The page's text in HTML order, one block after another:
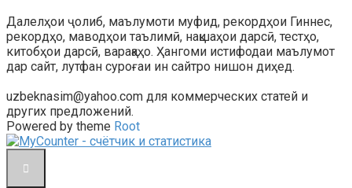
Далелҳои ҷолиб, маълумоти муфид, рекордҳои Гиннес,
рекордҳо, маводҳои таълимӣ, нақшаҳои дарсӣ, тестҳо,
китобҳои дарсӣ, варақаҳо. Ҳангоми истифодаи маълумот
дар сайт, лутфан суроғаи ин сайтро нишон диҳед.
uzbeknasim@yahoo.com для коммерческих статей и
других предложений.
Powered by theme Root